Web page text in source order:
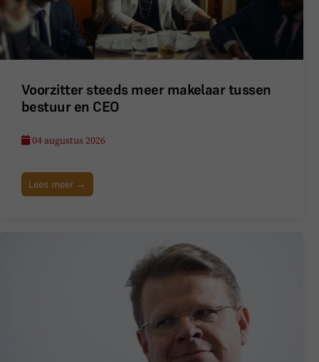
Voorzitter steeds meer makelaar tussen
bestuur en CEO
04 augustus 2026
Lees meer →